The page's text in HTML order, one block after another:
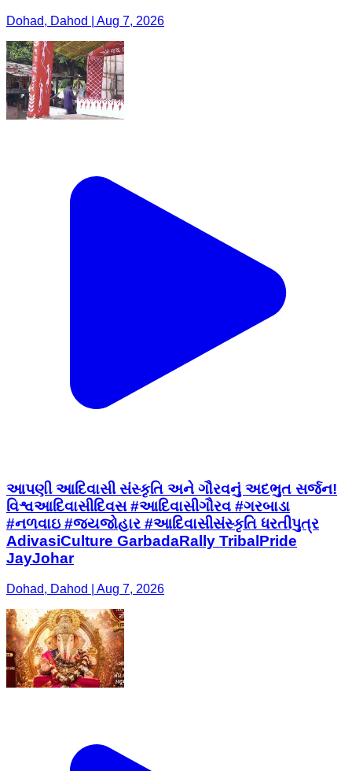
Dohad, Dahod | Aug 7, 2026
આપણી આદિવાસી સંસ્કૃતિ અને ગૌરવનું અદભુત સર્જન!
વિશ્વઆદિવાસીદિવસ #આદિવાસીગૌરવ #ગરબાડા
#નળવાઇ #જયજોહાર #આદિવાસીસંસ્કૃતિ ધરતીપુત્ર
AdivasiCulture GarbadaRally TribalPride
JayJohar
Dohad, Dahod | Aug 7, 2026